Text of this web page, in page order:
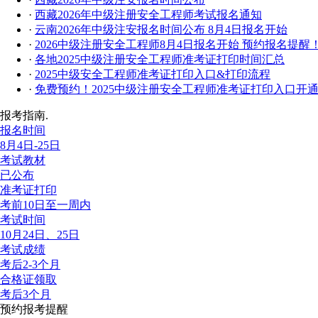
· 西藏2026年中级注册安全工程师考试报名通知
· 云南2026年中级注安报名时间公布 8月4日报名开始
· 2026中级注册安全工程师8月4日报名开始 预约报名提醒！
· 各地2025中级注册安全工程师准考证打印时间汇总
· 2025中级安全工程师准考证打印入口&打印流程
· 免费预约！2025中级注册安全工程师准考证打印入口开
报考指南.
报名时间
8月4日-25日
考试教材
已公布
准考证打印
考前10日至一周内
考试时间
10月24日、25日
考试成绩
考后2-3个月
合格证领取
考后3个月
预约报考提醒